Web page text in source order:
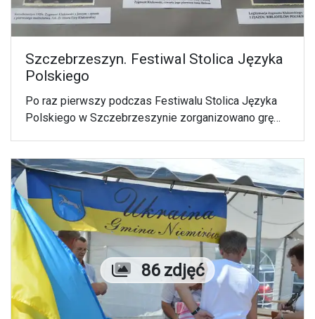
Szczebrzeszyn. Festiwal Stolica Języka
Polskiego
Po raz pierwszy podczas Festiwalu Stolica Języka
Polskiego w Szczebrzeszynie zorganizowano grę
przez wiele lat tam mieszkał.
Liczba zdjęć
86 zdjęć